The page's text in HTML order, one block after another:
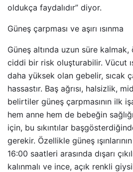
oldukça faydalıdır” diyor.
Güneş çarpması ve aşırı ısınma
Güneş altında uzun süre
ciddi bir risk oluşturabilir. Vücut
daha yüksek olan gebelir, sıcak
hassastır. Baş ağrısı, halsizlik,
belirtiler güneş çarpmasının ilk
hem anne hem de bebeğin
için, bu sıkıntılar
gerekir. Özellikle güneş
16:00 saatleri arasında dışarı
kalınmalı ve ince, açık renkli